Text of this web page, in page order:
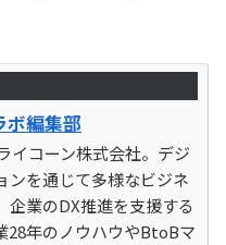
ボ編集部
イコーン株式会社。デジ
ンを通じて多様なビジネ
企業のDX推進を支援する
28年のノウハウやBtoBマ